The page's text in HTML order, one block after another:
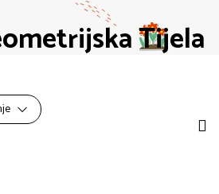
Tijela